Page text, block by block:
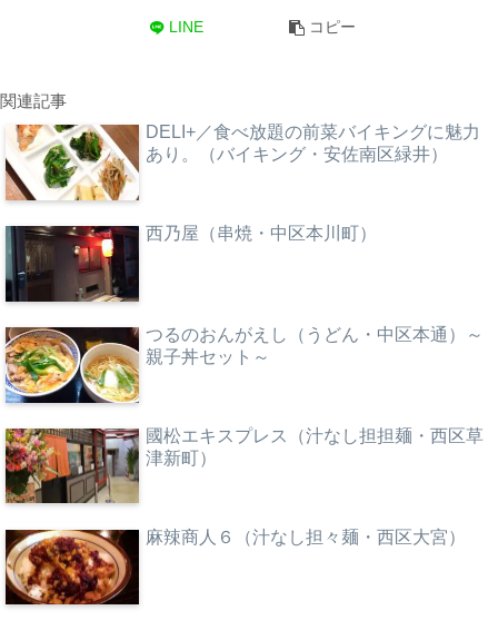
LINE コピー
関連記事
DELI+／食べ放題の前菜バイキングに魅力
あり。（バイキング・安佐南区緑井）
西乃屋（串焼・中区本川町）
つるのおんがえし（うどん・中区本通）～
親子丼セット～
國松エキスプレス（汁なし担担麺・西区草
津新町）
麻辣商人６（汁なし担々麺・西区大宮）